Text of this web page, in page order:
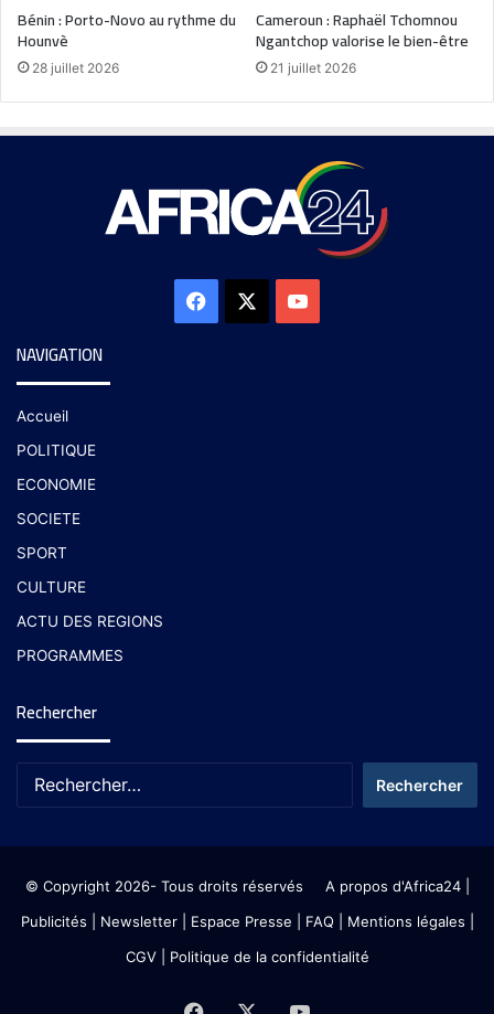
Bénin : Porto-Novo au rythme du
Hounvè
28 juillet 2026
Cameroun : Raphaël Tchomnou
Ngantchop valorise le bien-être
21 juillet 2026
NAVIGATION
Accueil
POLITIQUE
ECONOMIE
SOCIETE
SPORT
CULTURE
ACTU DES REGIONS
PROGRAMMES
Rechercher
© Copyright 2026- Tous droits réservés A propos d'Africa24|
Publicités
Newsletter| Espace Presse | FAQ | Mentions légales
CGV| Politique de la confidentialité